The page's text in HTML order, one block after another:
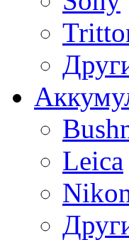
Leica